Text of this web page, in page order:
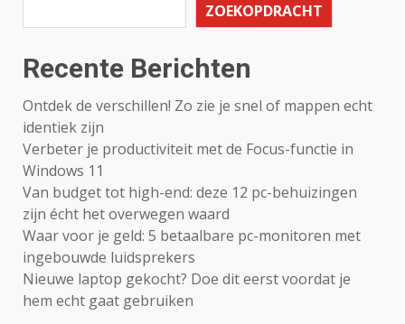
ZOEKOPDRACHT
Recente Berichten
Ontdek de verschillen! Zo zie je snel of mappen echt
identiek zijn
Verbeter je productiviteit met de Focus-functie in
Windows 11
Van budget tot high-end: deze 12 pc-behuizingen
zijn écht het overwegen waard
Waar voor je geld: 5 betaalbare pc-monitoren met
ingebouwde luidsprekers
Nieuwe laptop gekocht? Doe dit eerst voordat je
hem echt gaat gebruiken